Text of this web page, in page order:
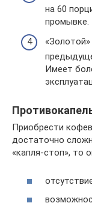
на 60
промывке.
Имеет
Приобрести
достаточно
«капля-стоп», то